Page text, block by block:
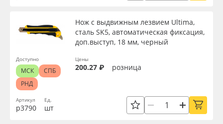
Артикул
р3790
Нож с выдвижным лезвием Ultima,
сталь SK5, автоматическая фиксация,
доп.выступ, 18 мм, черный
Ед.
шт
Цены
200.27 ₽ розница
Доступно
МСК
СПБ
РНД